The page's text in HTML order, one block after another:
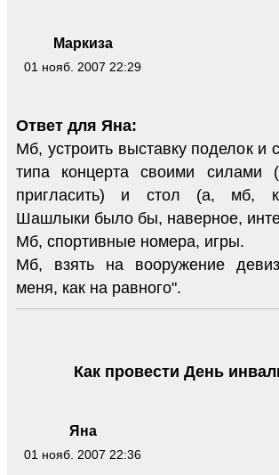
Маркиза
01 нояб. 2007 22:29
Ответ для Яна:
Мб, устроить выставку поделок и
типа концерта своими силами
пригласить) и стол (а, мб,
Шашлыки было бы, наверное,
Мб, спортивные номера, игры.
Мб, взять на вооружение
меня, как на равного".
Яна
01 нояб. 2007 22:36
Как провести День